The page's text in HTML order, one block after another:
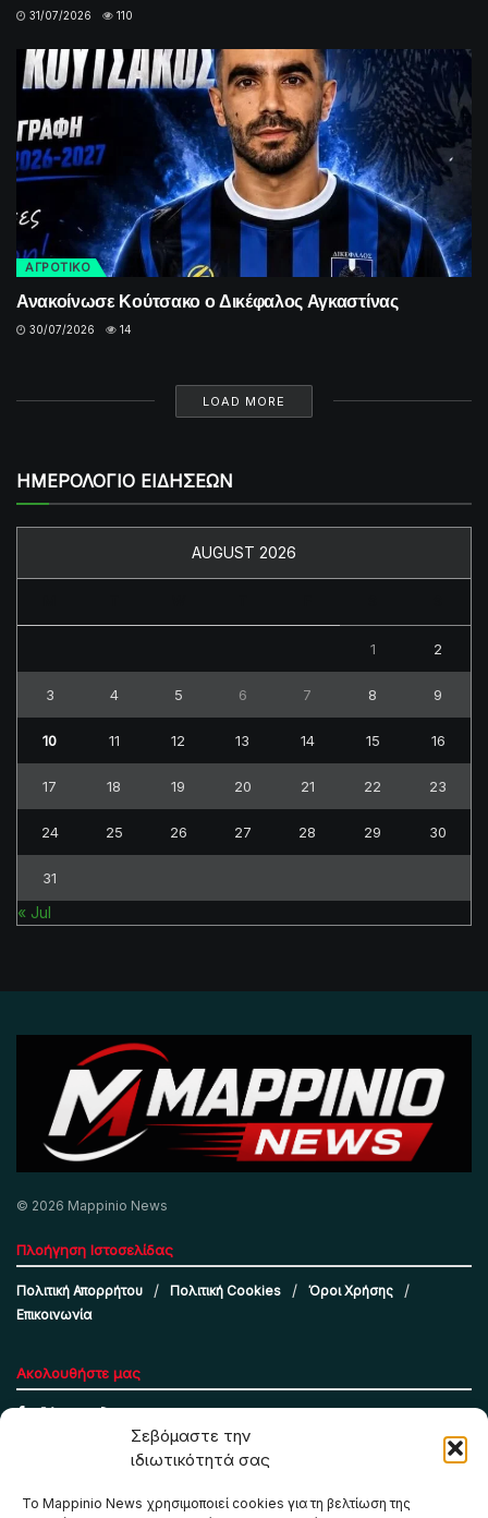
Σεβόμαστε την
ιδιωτικότητά σας
Το Mappinio News χρησιμοποιεί cookies για τη βελτίωση της
31/07/2026 110
ΑΓΡΟΤΙΚΟ
Ανακοίνωσε Κούτσακο ο Δικέφαλος Αγκαστίνας
30/07/2026 14
LOAD MORE
ΗΜΕΡΟΛΟΓΙΟ ΕΙΔΗΣΕΩΝ
AUGUST 2026
1 2
3 4 5 6 7 8 9
10 11 12 13 14 15 16
17 18 19 20 21 22 23
24 25 26 27 28 29 30
31
« Jul
© 2026 Mappinio News
Πλοήγηση Ιστοσελίδας
Πολιτική Απορρήτου Πολιτική Cookies
Όροι Χρήσης
Επικοινωνία
Ακολουθήστε μας